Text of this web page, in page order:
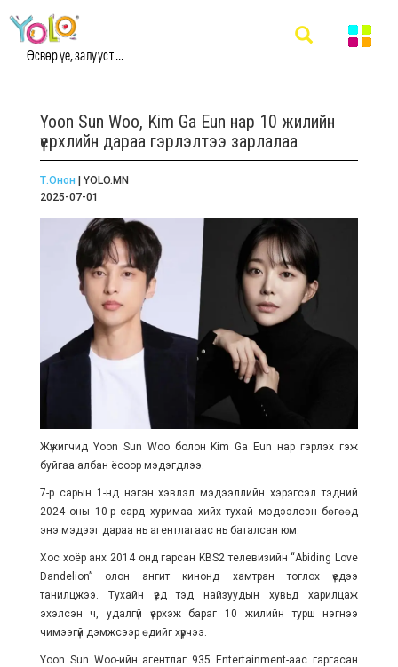
Өсвөр үе, залууст ...
Yoon Sun Woo, Kim Ga Eun нар 10 жилийн
үерхлийн дараа гэрлэлтээ зарлалаа
Т.Онон | YOLO.MN
2025-07-01
Жүжигчид Yoon Sun Woo болон Kim Ga Eun нар гэрлэх гэж
буйгаа албан ёсоор мэдэгдлээ.
7-р сарын 1-нд нэгэн хэвлэл мэдээллийн хэрэгсэл тэдний
2024 оны 10-р сард хуримаа хийх тухай мэдээлсэн бөгөөд
энэ мэдээг дараа нь агентлагаас нь баталсан юм.
Хос хоёр анх 2014 онд гарсан KBS2 телевизийн “Abiding Love
Dandelion” олон ангит кинонд хамтран тоглох үедээ
танилцжээ. Тухайн үед тэд найзуудын хувьд харилцаж
эхэлсэн ч, удалгүй үерхэж бараг 10 жилийн турш нэгнээ
чимээгүй дэмжсээр өдийг хүрчээ.
Yoon Sun Woo-ийн агентлаг 935 Entertainment-аас гаргасан